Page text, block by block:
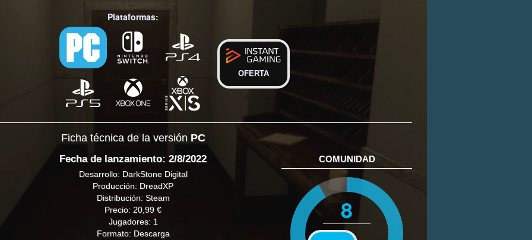
Plataformas:
OFERTA
Ficha técnica de la versión PC
Fecha de lanzamiento: 2/8/2022
Desarrollo: DarkStone Digital
Producción: DreadXP
Distribución: Steam
Precio: 20,99 €
Jugadores: 1
Formato: Descarga
COMUNIDAD
8